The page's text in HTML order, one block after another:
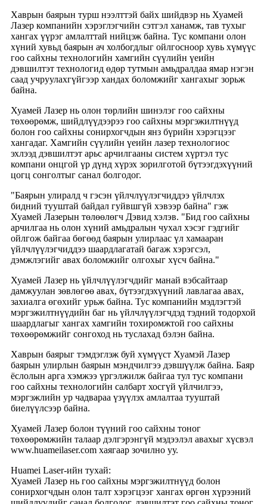
Хаврын баярын турш нээлттэй байх шийдвэр нь Хуамей
Лазер компанийн хэрэглэгчийн сэтгэл ханамж, тав тухыг
хангах үүрэг амлалттай нийцэж байна. Тус компани олон
хүний ​​хувьд баярын ач холбогдлыг ойлгосноор хувь хүмүүс
гоо сайхны технологийн хамгийн сүүлийн үеийн
дэвшилтэт технологид өдөр тутмын амьдралдаа ямар нэгэн
саад учруулахгүйгээр хандах боломжийг хангахыг зорьж
байна.
Хуамей Лазер нь олон төрлийн шинэлэг гоо сайхны
төхөөрөмж, шийдлүүдээрээ гоо сайхны мэргэжилтнүүд
болон гоо сайхны сонирхогчдын янз бүрийн хэрэгцээг
хангадаг. Хамгийн сүүлийн үеийн лазер технологиос
эхлээд дэвшилтэт арьс арчилгааны систем хүртэл тус
компани онцгой үр дүнд хүрэх зорилготой бүтээгдэхүүний
цогц сонголтыг санал болгодог.
"Баярын улиралд ч гэсэн үйлчлүүлэгчиддээ үйлчлэх
бидний тууштай байдал гуйвшгүй хэвээр байна" гэж
Хуамей Лазерын төлөөлөгч Дэвид хэлэв. "Бид гоо сайхны
арчилгаа нь олон хүний ​​амьдралын чухал хэсэг гэдгийг
ойлгож байгаа бөгөөд баярын улирлаас үл хамааран
үйлчлүүлэгчиддээ шаардлагатай багаж хэрэгсэл,
дэмжлэгийг авах боломжийг олгохыг хүсч байна."
Хуамей Лазер нь үйлчлүүлэгчдийг манай вэбсайтаар
дамжуулан зөвлөгөө авах, бүтээгдэхүүний лавлагаа авах,
захиалга өгөхийг урьж байна. Тус компанийн мэдлэгтэй
мэргэжилтнүүдийн баг нь үйлчлүүлэгчдэд тэдний тодорхой
шаардлагыг хангах хамгийн тохиромжтой гоо сайхны
төхөөрөмжийг сонгоход нь туслахад бэлэн байна.
Хаврын баярыг тэмдэглэж буй хүмүүст Хуамэй Лазер
баярын улирлын баярын мэндчилгээ дэвшүүлж байна. Баяр
ёслолын арга хэмжээ үргэлжилж байгаа тул тус компани
гоо сайхны технологийн салбарт хосгүй үйлчилгээ,
мэргэжлийн ур чадвараа үзүүлэх амлалтаа тууштай
биелүүлсээр байна.
Хуамей Лазер болон түүний гоо сайхны тоног
төхөөрөмжийн талаар дэлгэрэнгүй мэдээлэл авахыг хүсвэл
www.huameilaser.com хаягаар зочилно уу.
Huamei Laser-ийн тухай:
Хуамей Лазер нь гоо сайхны мэргэжилтнүүд болон
сонирхогчдын олон талт хэрэгцээг хангах өргөн хүрээний